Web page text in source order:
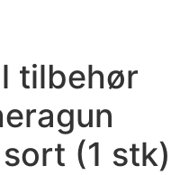
tilbehør
(1 stk)